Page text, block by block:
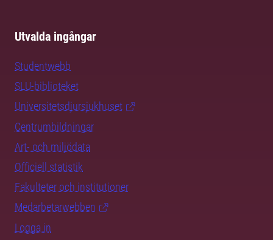
Utvalda ingångar
Studentwebb
SLU-biblioteket
Universitetsdjursjukhuset
Centrumbildningar
Art- och miljödata
Officiell statistik
Fakulteter och institutioner
Medarbetarwebben
Logga in